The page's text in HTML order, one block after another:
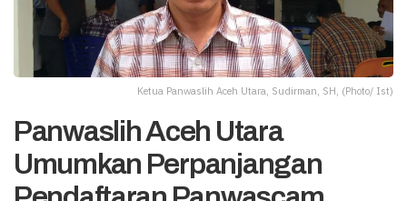
Ketua Panwaslih Aceh Utara, Sudirman, SH, (Photo/ Ist)
Panwaslih Aceh Utara
Umumkan Perpanjangan